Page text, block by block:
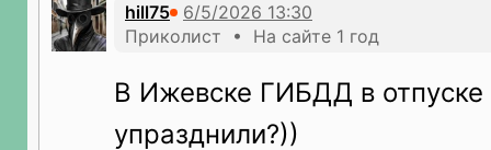
hill75
Приколист • На сайте 1 год
В Ижевске ГИБДД в отпуске
упразднили?))